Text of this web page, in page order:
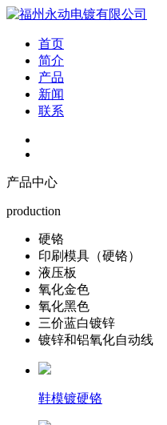
首页
简介
产品
新闻
联系
产品中心
production
硬铬
印刷模具（硬铬）
液压板
氧化金色
氧化黑色
三价蓝白镀锌
镀锌和铝氧化自动线
鞋模镀硬铬